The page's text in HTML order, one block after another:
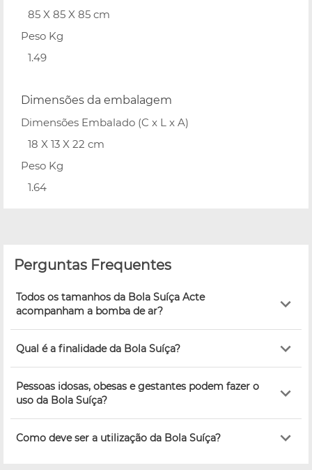
85 X 85 X 85 cm
Peso Kg
1.49
Dimensões da embalagem
Dimensões Embalado (C x L x A)
18 X 13 X 22 cm
Peso Kg
1.64
Perguntas Frequentes
Todos os tamanhos da Bola Suíça Acte
acompanham a bomba de ar?
Qual é a finalidade da Bola Suíça?
Pessoas idosas, obesas e gestantes podem fazer o
uso da Bola Suíça?
Como deve ser a utilização da Bola Suíça?